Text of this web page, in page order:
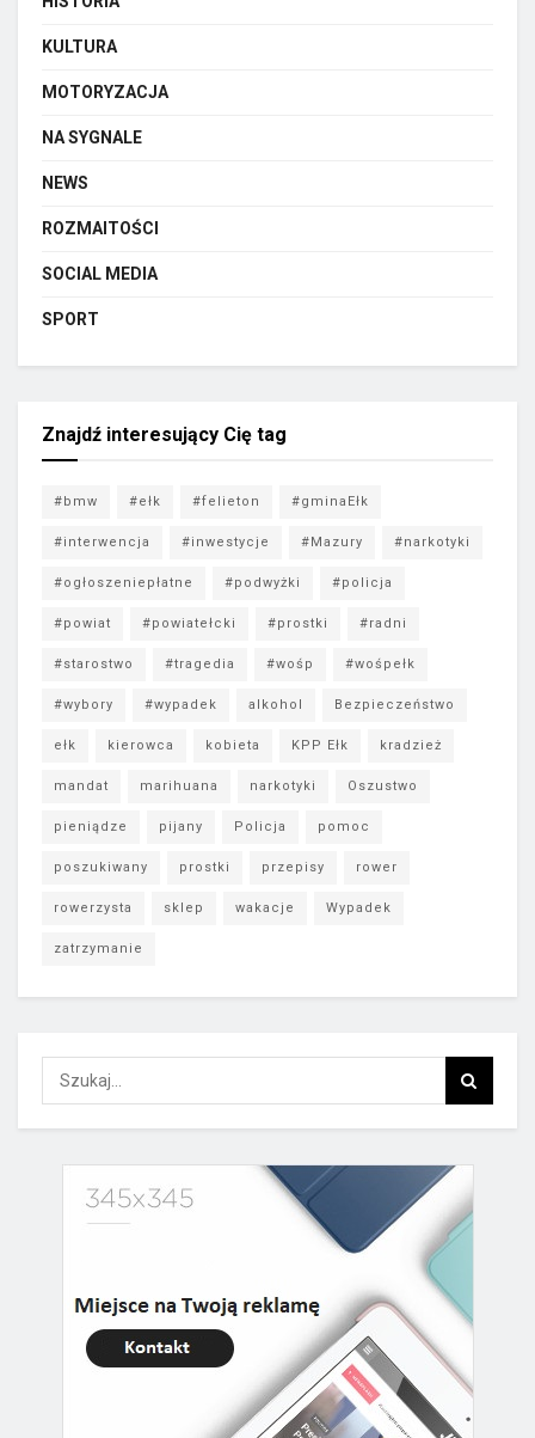
KULTURA
MOTORYZACJA
NA SYGNALE
NEWS
ROZMAITOŚCI
SOCIAL MEDIA
SPORT
Znajdź interesujący Cię tag
#bmw #ełk #felieton #gminaEłk
#interwencja #inwestycje #Mazury #narkotyki
#ogłoszeniepłatne #podwyżki #policja
#powiat #powiatełcki #prostki #radni
#starostwo #tragedia #wośp #wośpełk
#wybory #wypadek alkohol Bezpieczeństwo
ełk kierowca kobieta KPP Ełk kradzież
mandat marihuana narkotyki Oszustwo
pieniądze pijany Policja pomoc
poszukiwany prostki przepisy rower
rowerzysta sklep wakacje Wypadek
zatrzymanie